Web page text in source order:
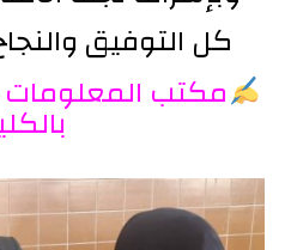
كل التوفيق
مكتب المعلومات